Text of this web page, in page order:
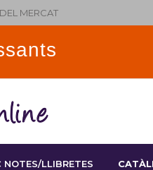
DEL MERCAT
NOTES/LLIBRETES